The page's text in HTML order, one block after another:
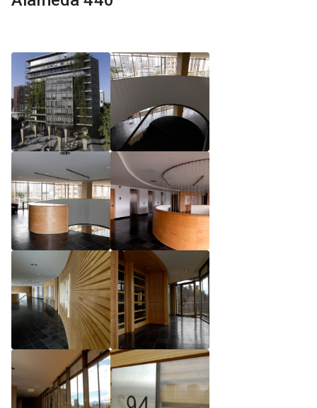
Reglamento de Magíster, Pontificia Universidad
Universidad Católica de Chile
Reglamento de Magíster, Pontificia Universidad
Católica de Chile LLM UC 2025
Reglamento de Seminarios de Graduación
Programa de Magíster en Derecho, LLM 2025